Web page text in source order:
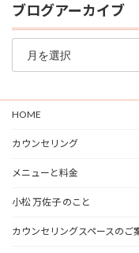
ブログアーカイブ
ブ
グ
ー
カ
ブ
HOME
カウンセリング
メニューと料金
小松 万佐子 のこと
カウンセリングスペースの